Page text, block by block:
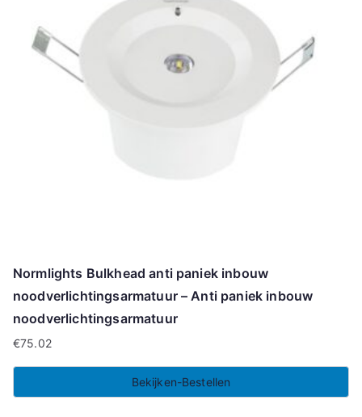
Normlights Bulkhead anti paniek inbouw
noodverlichtingsarmatuur – Anti paniek inbouw
noodverlichtingsarmatuur
€75.02
Bekijken-Bestellen